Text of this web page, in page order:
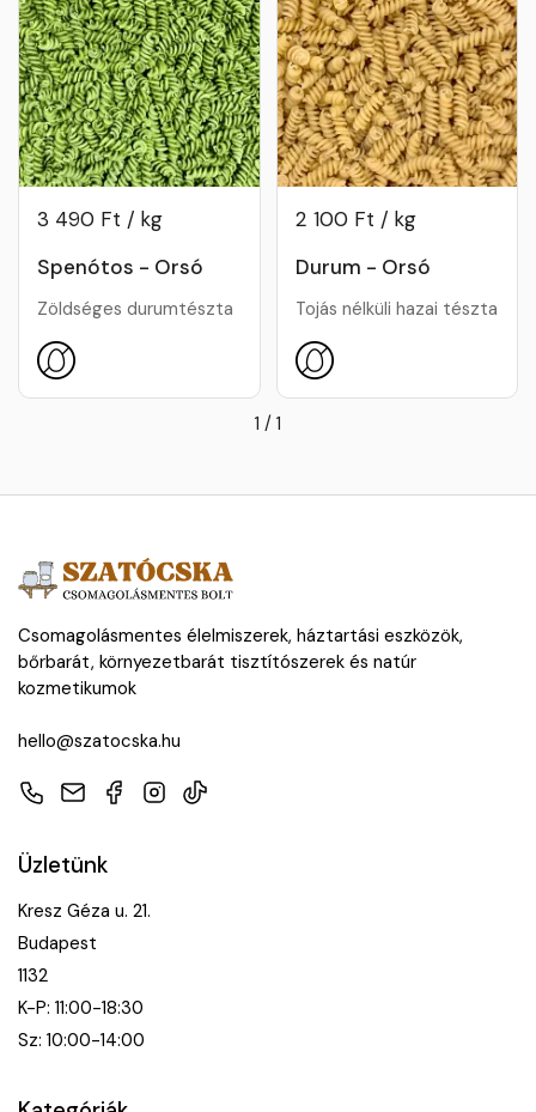
3 490 Ft / kg
Spenótos - Orsó
Zöldséges durumtészta
2 100 Ft / kg
Durum - Orsó
Tojás nélküli hazai tészta
1 / 1
Csomagolásmentes élelmiszerek, háztartási eszközök,
bőrbarát, környezetbarát tisztítószerek és natúr
kozmetikumok
hello@szatocska.hu
TelefonE-mailFacebook
Instagram
TikTok
Üzletünk
Kresz Géza u. 21.
Budapest
1132
K-P: 11:00-18:30
Sz: 10:00-14:00